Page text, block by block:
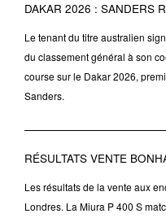
DAKAR 2026 : SANDERS
Le tenant du titre australien
du classement général à son
course sur le Dakar 2026,
Sanders.
RÉSULTATS VENTE
Les résultats de la vente aux
Londres. La Miura P 400 S